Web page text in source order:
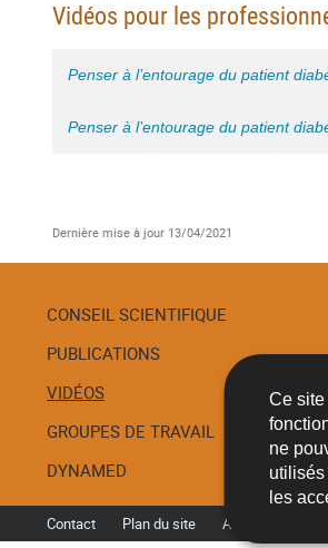
Ce
ne
les
Vidéos pour les
Penser à l’entourage du patient
Penser à l’entourage du patient
Dernière mise à jour 13/04/2021
Menu
de
navigation
CONSEIL SCIENTIFIQUE
PUBLICATIONS
VIDÉOS
GROUPES DE TRAVAIL
DYNAMED
Contact Plan du site A propos du site